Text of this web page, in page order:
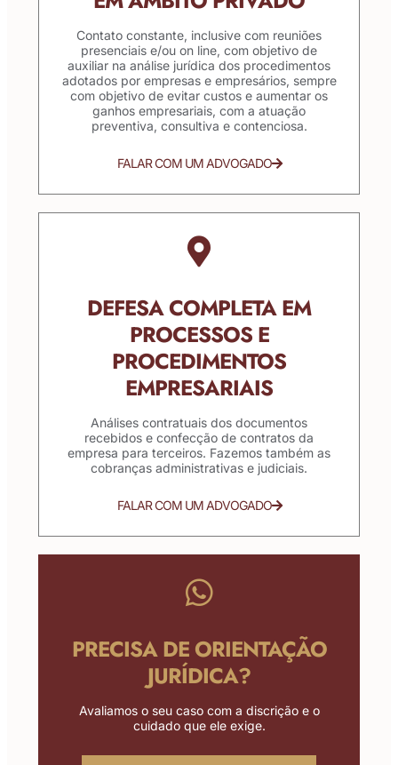
Contato constante, inclusive com reuniões
presenciais e/ou on line, com objetivo de
auxiliar na análise jurídica dos procedimentos
adotados por empresas e empresários, sempre
com objetivo de evitar custos e aumentar os
ganhos empresariais, com a atuação
preventiva, consultiva e contenciosa.
FALAR COM UM ADVOGADO
DEFESA COMPLETA EM
PROCESSOS E
PROCEDIMENTOS
EMPRESARIAIS
Análises contratuais dos documentos
recebidos e confecção de contratos da
empresa para terceiros. Fazemos também as
cobranças administrativas e judiciais.
FALAR COM UM ADVOGADO
PRECISA DE ORIENTAÇÃO
JURÍDICA?
Avaliamos o seu caso com a discrição e o
cuidado que ele exige.